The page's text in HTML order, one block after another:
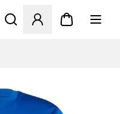
Åbner en Modal til at